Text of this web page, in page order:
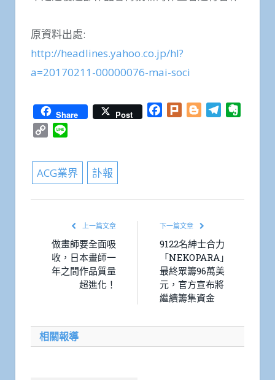
原資料出處:
http://headlines.yahoo.co.jp/hl?
a=20170211-00000076-mai-soci
Share Post Facebook
Plurk BloggerTelegram
Copy
ACG業界 訃報
上一篇文章
做畫師要全面吸
收，日本畫師一
年之間作品質量
超進化！
下一篇文章
9122名紳士合力
「NEKOPARA」
最終眾籌96萬美
元，官方宣布將
繼續籌集資金
相關報導